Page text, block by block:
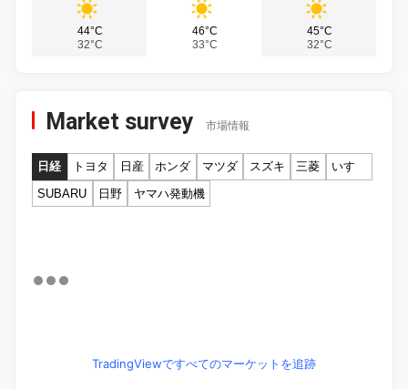
44°C
32°C
46°C
33°C
45°C
32°C
Market survey 市場情報
日経 トヨタ 日産 ホンダ マツダ スズキ 三菱
いすゞ
SUBARU
日野 ヤマハ発動機
TradingViewですべてのマーケットを追跡